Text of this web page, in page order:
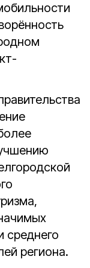
среднего
региона.